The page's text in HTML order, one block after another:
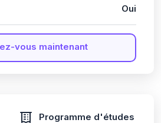
Programme d'études
Oui
vous maintenant